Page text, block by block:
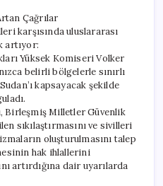
Çağrılar
karşısında uluslararası
artıyor:
Yüksek Komiseri Volker
belirli bölgelerle sınırlı
kapsayacak şekilde
Birleşmiş Milletler Güvenlik
sıkılaştırmasını ve sivilleri
oluşturulmasını talep
hak ihlallerini
artırdığına dair uyarılarda